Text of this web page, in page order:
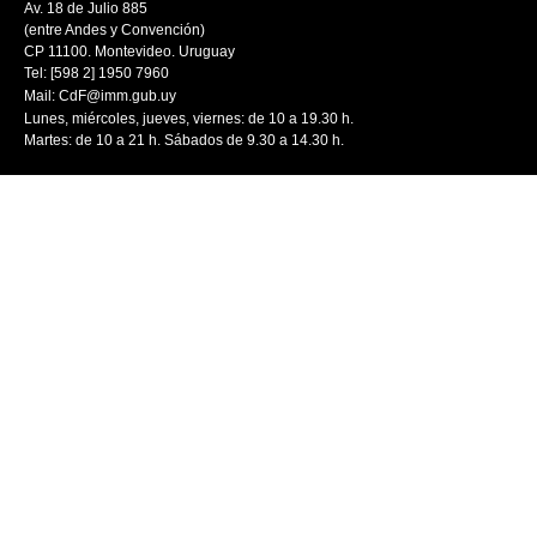
Av. 18 de Julio 885
(entre Andes y Convención)
CP 11100. Montevideo. Uruguay
Tel: [598 2] 1950 7960
Mail: CdF@imm.gub.uy
Lunes, miércoles, jueves, viernes: de 10 a 19.30 h.
Martes: de 10 a 21 h. Sábados de 9.30 a 14.30 h.